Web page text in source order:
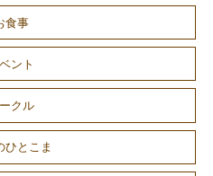
食事
ント
クル
ひとこま